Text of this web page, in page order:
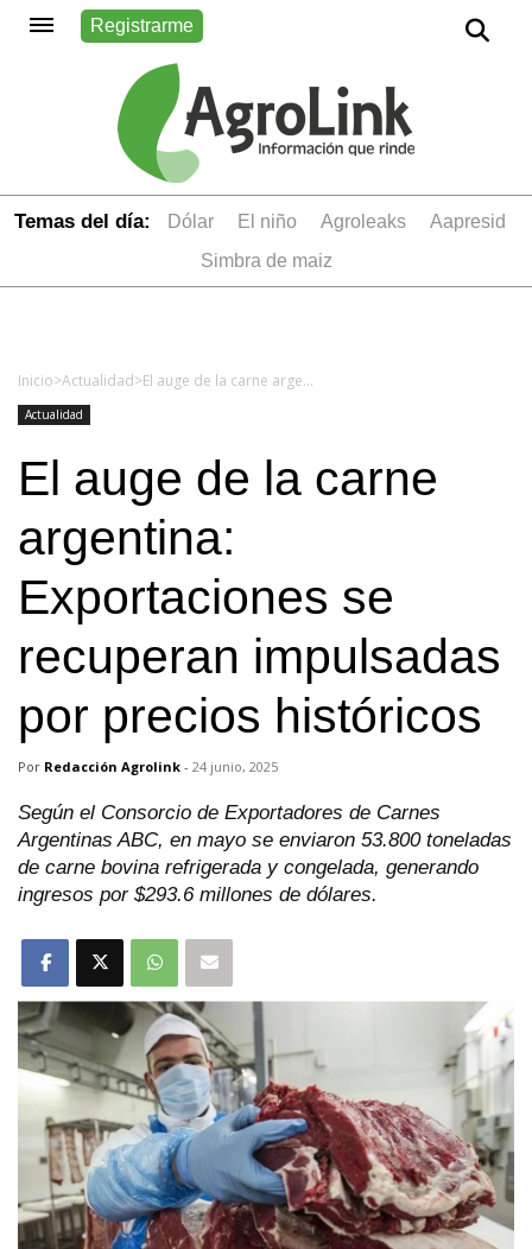
Registrarme
Temas del día: dólar el niño Agroleaks
aapresid
simbra de maiz
Inicio>Actualidad> El auge de la carne argentina: Exportaciones se recuperan impulsadas por precios históricos
Actualidad
El auge de la carne
argentina:
Exportaciones se
recuperan impulsadas
por precios históricos
Por Redacción Agrolink - 24 junio, 2025
Según el Consorcio de Exportadores de Carnes
Argentinas ABC, en mayo se enviaron 53.800 toneladas
de carne bovina refrigerada y congelada, generando
ingresos por $293.6 millones de dólares.